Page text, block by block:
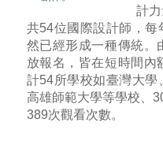
計
共54位國際設計師，每
然已經形成一種傳統。
放報名，皆在短時間內
計54所學校如臺灣大學
高雄師範大學等學校、
389次觀看次數。